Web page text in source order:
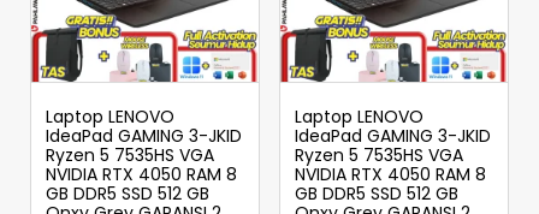
Laptop LENOVO
IdeaPad GAMING 3-JKID
Ryzen 5 7535HS VGA
NVIDIA RTX 4050 RAM 8
GB DDR5 SSD 512 GB
Laptop LENOVO
IdeaPad GAMING 3-JKID
Ryzen 5 7535HS VGA
NVIDIA RTX 4050 RAM 8
GB DDR5 SSD 512 GB